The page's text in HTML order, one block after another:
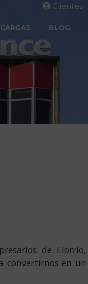
Clientes
BLOG
de Elorrio,
convertirnos en un